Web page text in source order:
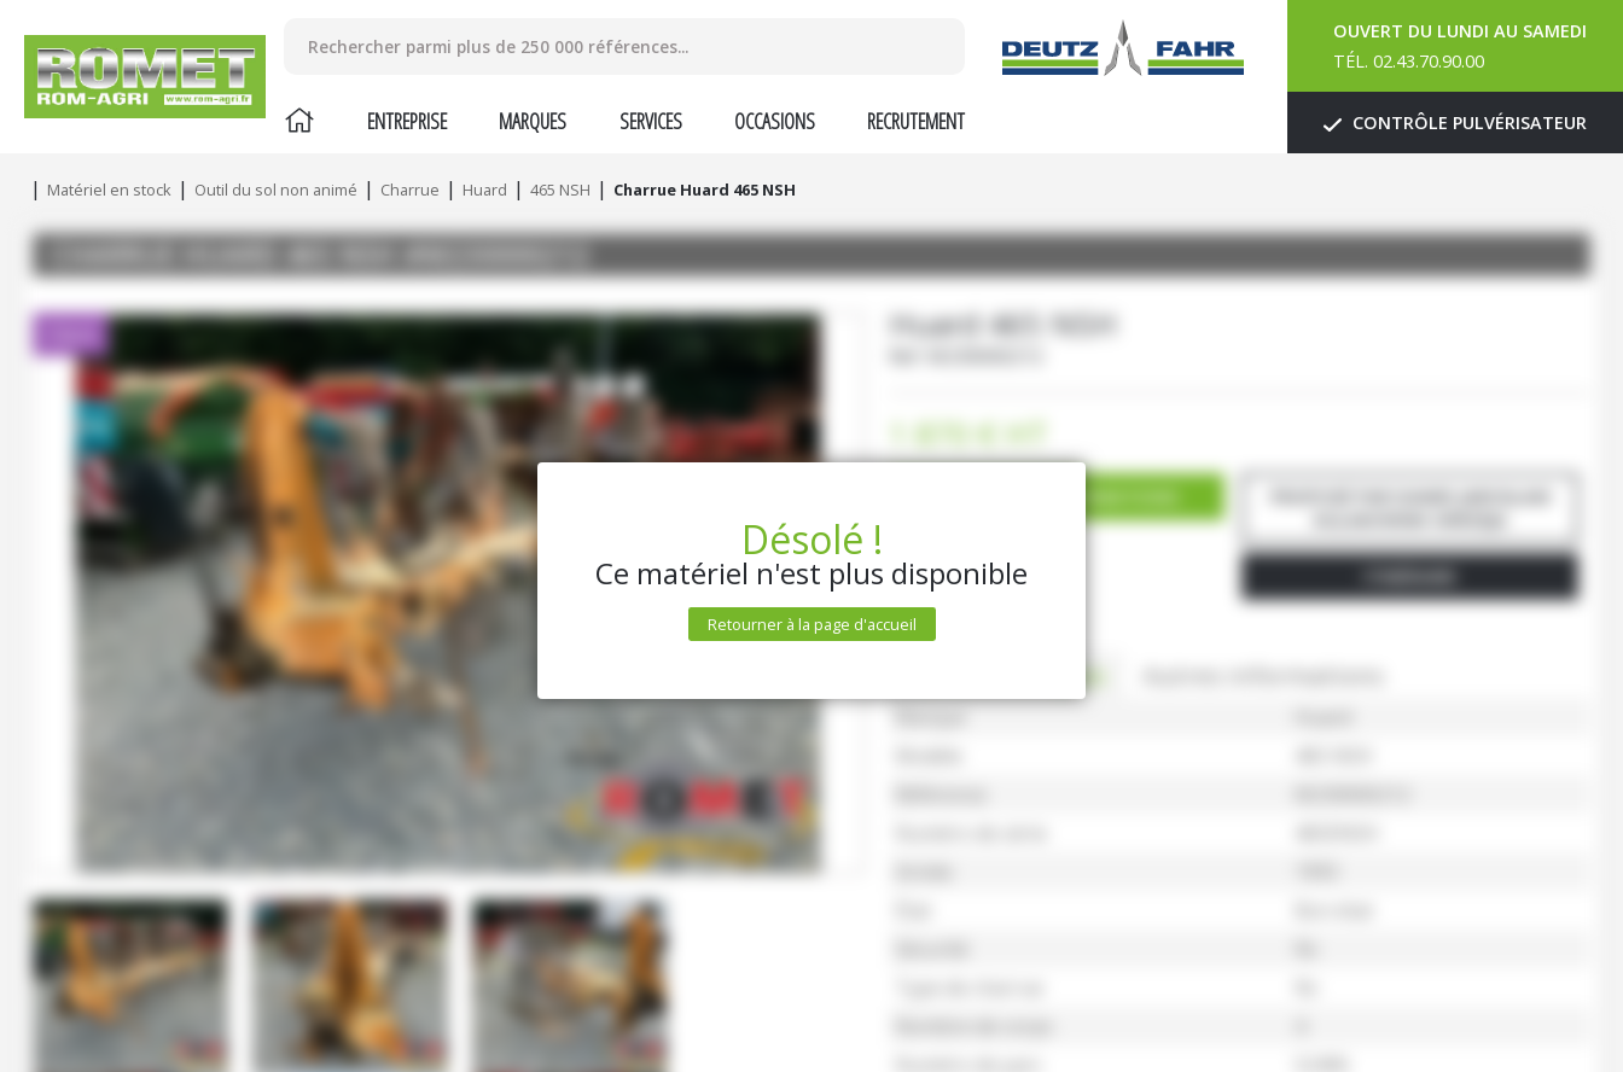
ENTREPRISE MARQUES SERVICES OCCASIONS RECRUTEMENT
OUVERT DU LUNDI AU SAMEDI
TÉL. 02.43.70.90.00
CONTRÔLE PULVÉRISATEUR
Matériel en stock Outil du sol non animé Charrue Huard 465 NSH Charrue Huard 465 NSH
Huard465 NSH
1 870€ HT
Caractéristiques Autres informations
Désolé !
Ce matériel n'est plus disponible
Retourner à la page d'accueil